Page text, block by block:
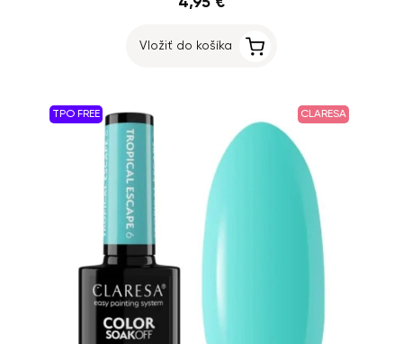
Vložiť do košíka
TPO FREE CLARESA